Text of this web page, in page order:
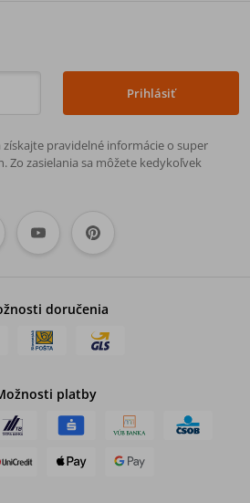
Prihlásiť
pravidelné informácie o super
Zo zasielania sa môžete kedykoľvek
doručenia
platby